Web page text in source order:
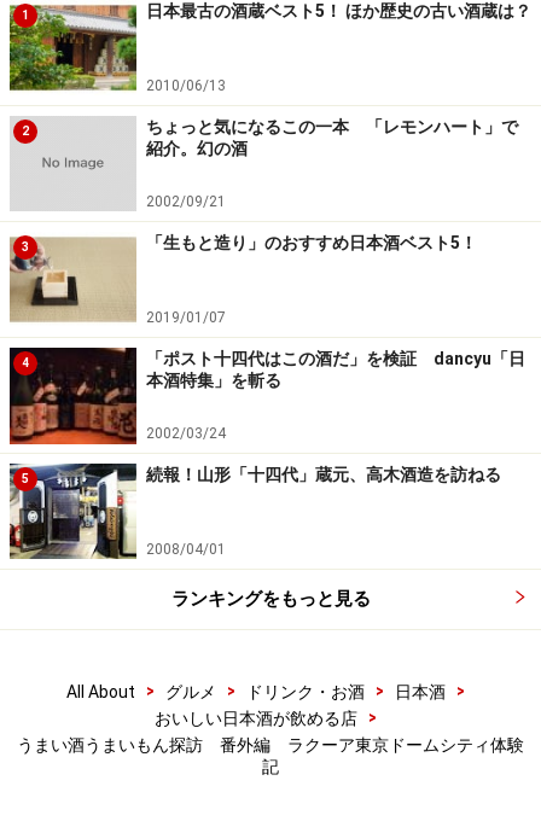
1 日本最古の酒蔵ベスト5！ ほか歴史の古い酒蔵は？
2010/06/13
2
ちょっと気になるこの一本 「レモンハート」で
紹介。幻の酒
2002/09/21
3 「生もと造り」のおすすめ日本酒ベスト5！
2019/01/07
4
「ポスト十四代はこの酒だ」を検証 dancyu「日
本酒特集」を斬る
2002/03/24
5 続報！山形「十四代」蔵元、高木酒造を訪ねる
2008/04/01
ランキングをもっと見る
All About > グルメ > ドリンク・お酒 > 日本酒
>
おいしい日本酒が飲める店
>
うまい酒うまいもん探訪 番外編 ラクーア東京ドームシティ体験
記